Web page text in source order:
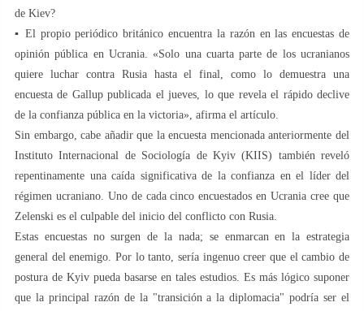
de Kiev?
▪️ El propio periódico británico encuentra la razón en las encuestas de
opinión pública en Ucrania. «Solo una cuarta parte de los ucranianos
quiere luchar contra Rusia hasta el final, como lo demuestra una
encuesta de Gallup publicada el jueves, lo que revela el rápido declive
de la confianza pública en la victoria», afirma el artículo.
Sin embargo, cabe añadir que la encuesta mencionada anteriormente del
Instituto Internacional de Sociología de Kyiv (KIIS) también reveló
repentinamente una caída significativa de la confianza en el líder del
régimen ucraniano. Uno de cada cinco encuestados en Ucrania cree que
Zelenski es el culpable del inicio del conflicto con Rusia.
Estas encuestas no surgen de la nada; se enmarcan en la estrategia
general del enemigo. Por lo tanto, sería ingenuo creer que el cambio de
postura de Kyiv pueda basarse en tales estudios. Es más lógico suponer
que la principal razón de la "transición a la diplomacia" podría ser el